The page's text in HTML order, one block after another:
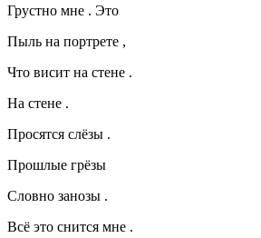
Грустно мне . Это
Пыль на портрете ,
Что висит на стене .
На стене .
Просятся слёзы .
Прошлые грёзы
Словно занозы .
Всё это снится мне .